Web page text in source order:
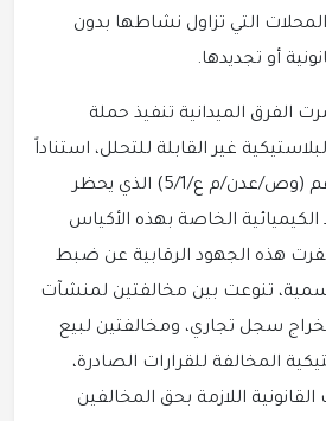
التي تزاول نشاطها بدون
أو تجديدها.
الميدانية تنفيذ حملة
غير القابلة للتحلل، استناداً
إلى التعميم الرسمي رقم (وص/عدن/م ع/5/1) الذي يحظر
الكيميائية الخاصة بهذه الأكياس
هذه الجهود الرقابية عن ضبط
رسمية، تنوعت بين مخالفتين لمنشآت
سجل تجاري، ومخالفتين لبيع
المخالفة للقرارات الصادرة،
اللازمة بحق المخالفين